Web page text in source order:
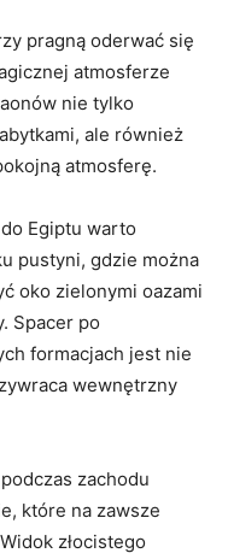
pragną oderwać się
atmosferze
nie tylko
⁤ale również
atmosferę.
Egiptu warto
pustyni, gdzie ‍można
oko ​zielonymi⁤ oazami
Spacer po
formacjach jest nie
wewnętrzny
zachodu‍
​które na ​zawsze
złocistego